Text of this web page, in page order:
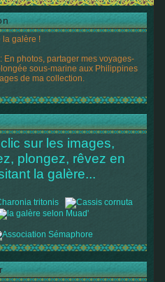
la galère !
: En photos, partager mes voyages-
sous-marine aux Philippines
de ma collection.
sur les images,
plongez, rêvez en
la galère...